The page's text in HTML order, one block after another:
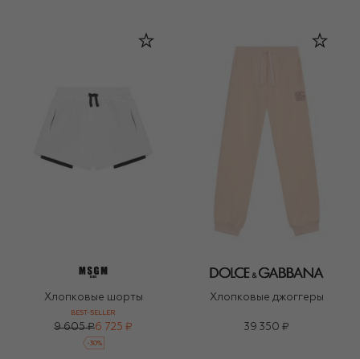
Хлопковые шорты
BEST-SELLER
9 605 ₽6 725 ₽
-30%
Хлопковые джоггеры
39 350 ₽